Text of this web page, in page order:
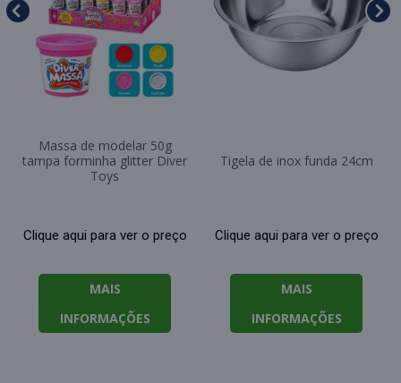
Massa de modelar 50g
tampa forminha glitter Diver
Toys
Clique aqui para ver o preço
MAIS
INFORMAÇÕES
Tigela de inox funda 24cm
Clique aqui para ver o preço
MAIS
INFORMAÇÕES